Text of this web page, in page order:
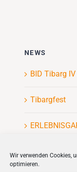
Wir verwenden Cookies,
optimieren.
NEWS
BID Tibarg
Tibargfest